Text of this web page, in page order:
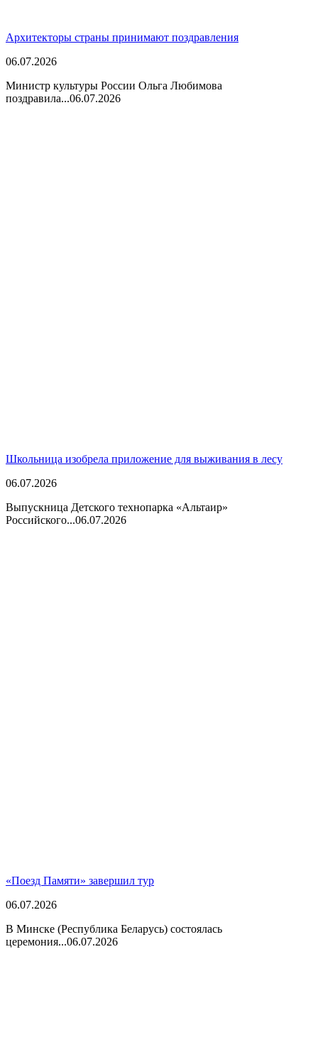
Архитекторы страны принимают поздравления
06.07.2026
Министр культуры России Ольга Любимова
поздравила...06.07.2026
Школьница изобрела приложение для выживания в лесу
06.07.2026
Выпускница Детского технопарка «Альтаир»
Российского...06.07.2026
«Поезд Памяти» завершил тур
06.07.2026
В Минске (Республика Беларусь) состоялась
церемония...06.07.2026